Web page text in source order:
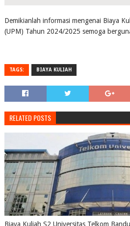
Demikianlah informasi mengenai Biaya
(UPM) Tahun 2024/2025 semoga
TAGS: BIAYA KULIAH
RELATED POSTS
Biaya Kuliah S2 Universitas Telkom